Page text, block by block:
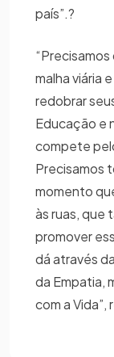
país”.?
malha viária
redobrar
Educação e
compete
Precisamos
momento
às ruas, que
promover
dá através
da Empatia,
com a Vida”,